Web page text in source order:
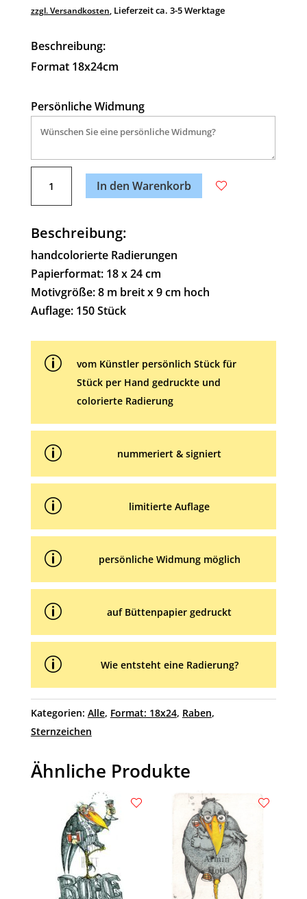
zzgl. Versandkosten, Lieferzeit ca. 3-5 Werktage
Beschreibung:
Format 18x24cm
Persönliche Widmung
(23.11.
21.12)
Menge
In den Warenkorb
A
r
n
a
t
i
e
Beschreibung:
handcolorierte Radierungen
Papierformat: 18 x 24 cm
Motivgröße: 8 m breit x 9 cm hoch
Auflage: 150 Stück
p
vom Künstler persönlich Stück für
Stück per Hand gedruckte und
colorierte Radierung
p nummeriert & signiert
p limitierte Auflage
p persönliche Widmung möglich
p auf Büttenpapier gedruckt
p Wie entsteht eine Radierung?
Kategorien: Alle, Format: 18x24, Raben,
Sternzeichen
Ähnliche Produkte